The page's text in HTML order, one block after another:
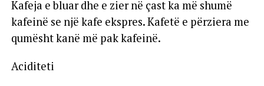
Kafeja e bluar dhe e zier në çast ka më shumë
kafeinë se një kafe ekspres. Kafetë e përziera me
qumësht kanë më pak kafeinë.
Aciditeti